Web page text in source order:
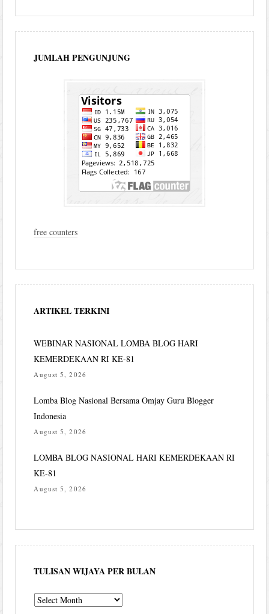
JUMLAH PENGUNJUNG
free counters
ARTIKEL TERKINI
WEBINAR NASIONAL LOMBA BLOG HARI
KEMERDEKAAN RI KE-81
August 5, 2026
Lomba Blog Nasional Bersama Omjay Guru Blogger
Indonesia
August 5, 2026
LOMBA BLOG NASIONAL HARI KEMERDEKAAN RI
KE-81
August 5, 2026
TULISAN WIJAYA PER BULAN
Tulisan